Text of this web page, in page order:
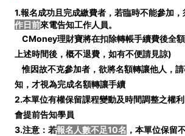
1.報名成功且完成繳費者，若臨時不能參加，
作日前來電告知工作人員。
CMoney理財寶將在扣除轉帳手續費後全
上述時間後，概不退費，如有不便請見諒)
惟因故不克參加者，欲將名額轉讓他人，
知，才視為完成名額轉讓手續
2.本單位有權保留課程變動及時間調整之權
會提前告知學員
3.注意：若報名人數不足10名 ，本單位保留